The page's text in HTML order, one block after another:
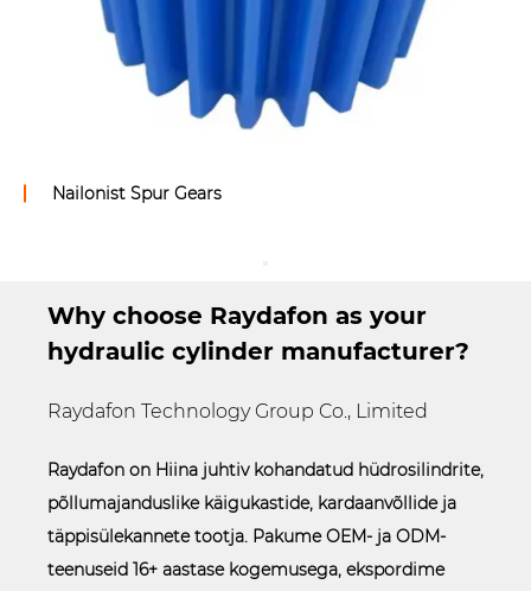
Ro-ro platvormi peamine töösilinder
Why choose Raydafon as your
hydraulic cylinder manufacturer?
Raydafon Technology Group Co., Limited
Raydafon on Hiina juhtiv kohandatud hüdrosilindrite,
põllumajanduslike käigukastide, kardaanvõllide ja
täppisülekannete tootja. Pakume OEM- ja ODM-
teenuseid 16+ aastase kogemusega, ekspordime